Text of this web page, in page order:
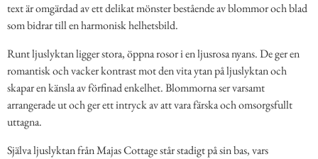
text är omgärdad av ett delikat mönster bestående av blommor och blad
som bidrar till en harmonisk helhetsbild.
Runt ljuslyktan ligger stora, öppna rosor i en ljusrosa nyans. De ger en
romantisk och vacker kontrast mot den vita ytan på ljuslyktan och
skapar en känsla av förfinad enkelhet. Blommorna ser varsamt
arrangerade ut och ger ett intryck av att vara färska och omsorgsfullt
uttagna.
Själva ljuslyktan från Majas Cottage står stadigt på sin bas, vars